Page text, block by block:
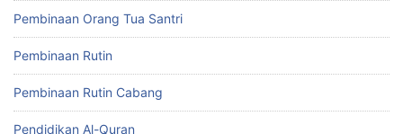
Pembinaan Orang Tua Santri
Pembinaan Rutin
Pembinaan Rutin Cabang
Pendidikan Al-Quran